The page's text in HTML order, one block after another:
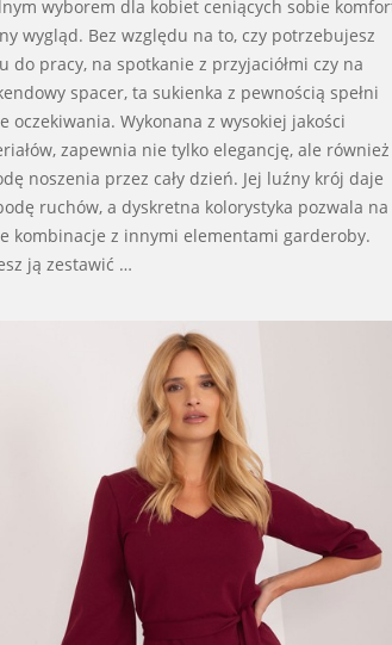
wyborem dla kobiet ceniących sobie
wygląd. Bez względu na to, czy potrzebujesz
do pracy, na spotkanie z przyjaciółmi czy na
spacer, ta sukienka z pewnością spełni
oczekiwania. Wykonana z wysokiej jakości
zapewnia nie tylko elegancję, ale również
noszenia przez cały dzień. Jej luźny krój daje
ruchów, a dyskretna kolorystyka pozwala na
kombinacje z innymi elementami garderoby.
ją zestawić …